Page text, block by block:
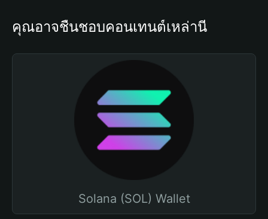
คุณอาจชื่นชอบคอนเทนต์เหล่านี้
Solana (SOL) Wallet